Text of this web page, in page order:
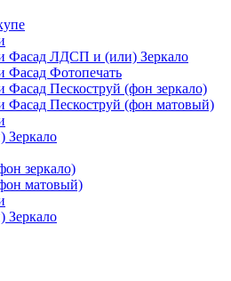
Фасад ЛДСП и (или) Зеркало
Фасад Фотопечать
Пескоструй (фон зеркало)
Фасад Пескоструй (фон матовый)
зеркало)
матовый)